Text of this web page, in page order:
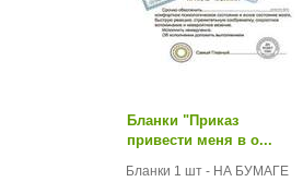
Бланки "Приказ
привести меня в о...
Бланки 1 шт - НА БУМАГЕ